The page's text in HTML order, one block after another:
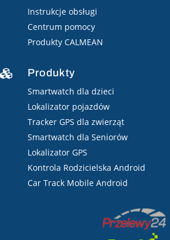
Instrukcje obsługi
Centrum pomocy
Produkty CALMEAN
 Produkty
Smartwatch dla dzieci
Lokalizator pojazdów
Tracker GPS dla zwierząt
Smartwatch dla Seniorów
Lokalizator GPS
Kontrola Rodzicielska Android
Car Track Mobile Android